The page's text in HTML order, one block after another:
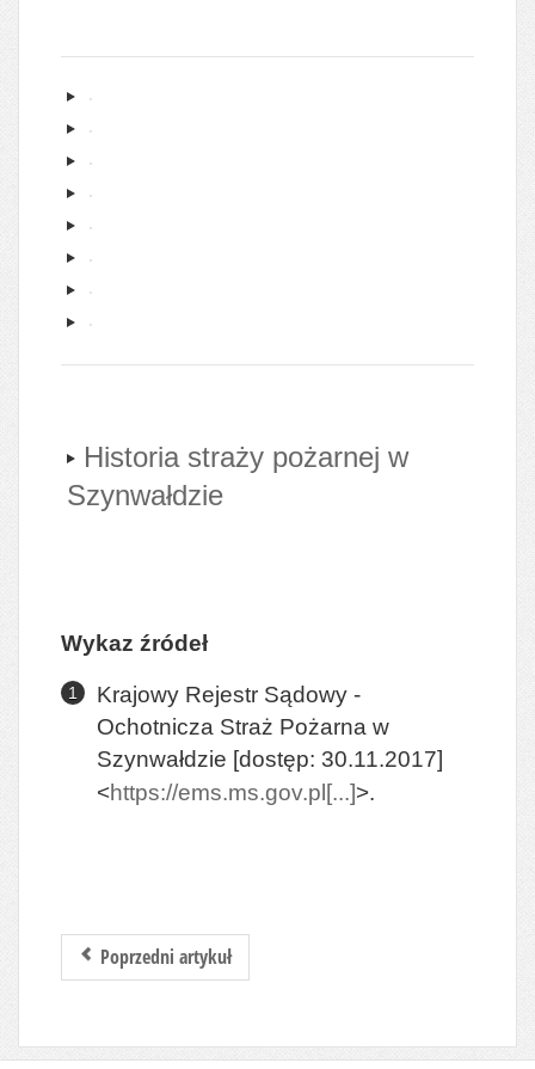
Historia straży pożarnej w
Szynwałdzie
Wykaz źródeł
Krajowy Rejestr Sądowy -
Ochotnicza Straż Pożarna w
Szynwałdzie [dostęp: 30.11.2017]
<https://ems.ms.gov.pl[...]>.
Poprzedni artykuł